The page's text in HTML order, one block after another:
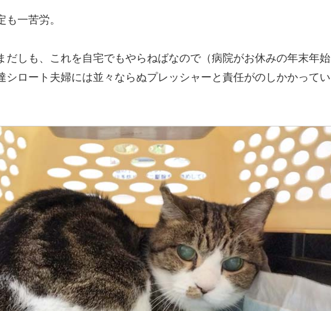
一苦労。
だしも、これを自宅でもやらねばなので（病院がお休みの年末年始
ロート夫婦には並々ならぬプレッシャーと責任がのしかかってい